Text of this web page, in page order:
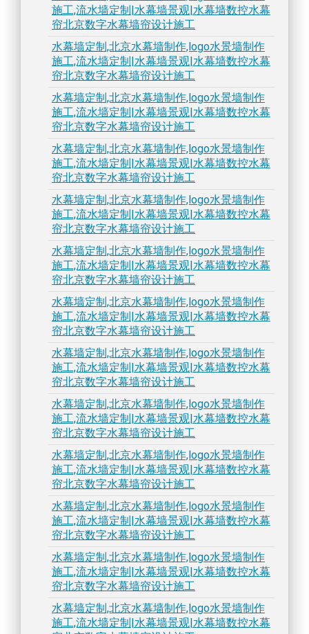
施工,流水墙定制|水幕墙景观|水幕墙数控水幕
帘北京数字水幕墙帘设计施工
水幕墙定制,北京水幕墙制作,logo水景墙制作
施工,流水墙定制|水幕墙景观|水幕墙数控水幕
帘北京数字水幕墙帘设计施工
水幕墙定制,北京水幕墙制作,logo水景墙制作
施工,流水墙定制|水幕墙景观|水幕墙数控水幕
帘北京数字水幕墙帘设计施工
水幕墙定制,北京水幕墙制作,logo水景墙制作
施工,流水墙定制|水幕墙景观|水幕墙数控水幕
帘北京数字水幕墙帘设计施工
水幕墙定制,北京水幕墙制作,logo水景墙制作
施工,流水墙定制|水幕墙景观|水幕墙数控水幕
帘北京数字水幕墙帘设计施工
水幕墙定制,北京水幕墙制作,logo水景墙制作
施工,流水墙定制|水幕墙景观|水幕墙数控水幕
帘北京数字水幕墙帘设计施工
水幕墙定制,北京水幕墙制作,logo水景墙制作
施工,流水墙定制|水幕墙景观|水幕墙数控水幕
帘北京数字水幕墙帘设计施工
水幕墙定制,北京水幕墙制作,logo水景墙制作
施工,流水墙定制|水幕墙景观|水幕墙数控水幕
帘北京数字水幕墙帘设计施工
水幕墙定制,北京水幕墙制作,logo水景墙制作
施工,流水墙定制|水幕墙景观|水幕墙数控水幕
帘北京数字水幕墙帘设计施工
水幕墙定制,北京水幕墙制作,logo水景墙制作
施工,流水墙定制|水幕墙景观|水幕墙数控水幕
帘北京数字水幕墙帘设计施工
水幕墙定制,北京水幕墙制作,logo水景墙制作
施工,流水墙定制|水幕墙景观|水幕墙数控水幕
帘北京数字水幕墙帘设计施工
水幕墙定制,北京水幕墙制作,logo水景墙制作
施工,流水墙定制|水幕墙景观|水幕墙数控水幕
帘北京数字水幕墙帘设计施工
水幕墙定制,北京水幕墙制作,logo水景墙制作
施工,流水墙定制|水幕墙景观|水幕墙数控水幕